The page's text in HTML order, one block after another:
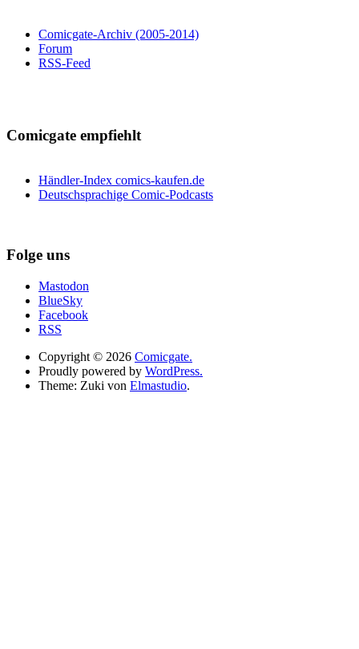
Comicgate-Archiv (2005-2014)
Forum
RSS-Feed
Comicgate empfiehlt
Händler-Index comics-kaufen.de
Deutschsprachige Comic-Podcasts
Folge uns
Mastodon
BlueSky
Facebook
RSS
Copyright © 2026 Comicgate.
Proudly powered by WordPress.
Theme: Zuki von Elmastudio.